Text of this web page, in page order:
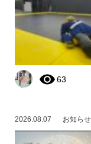
63
2026.08.07 お知らせ